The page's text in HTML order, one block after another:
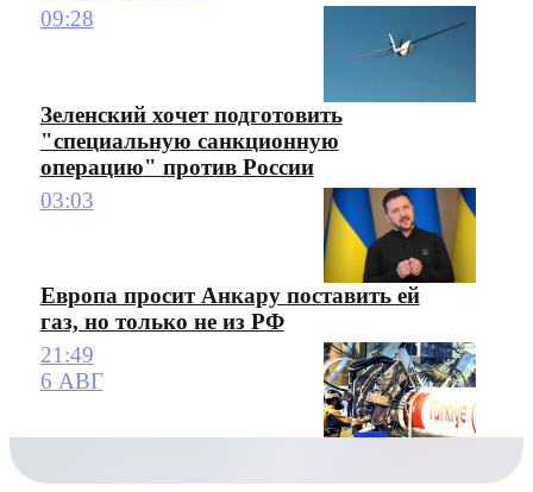
09:28
Зеленский хочет подготовить
"специальную санкционную
операцию" против России
03:03
Европа просит Анкару поставить ей
газ, но только не из РФ
21:49
6 АВГ